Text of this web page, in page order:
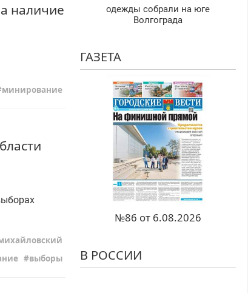
наличие
минирование
выборы
одежды собрали на юге
Волгограда
ГАЗЕТА
№86 от 6.08.2026
В РОССИИ